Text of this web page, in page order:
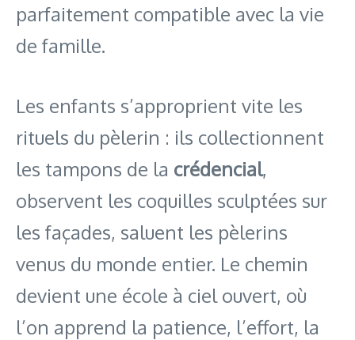
parfaitement compatible avec la vie
de famille.
Les enfants s’approprient vite les
rituels du pèlerin : ils collectionnent
les tampons de la crédencial,
observent les coquilles sculptées sur
les façades, saluent les pèlerins
venus du monde entier. Le chemin
devient une école à ciel ouvert, où
l’on apprend la patience, l’effort, la